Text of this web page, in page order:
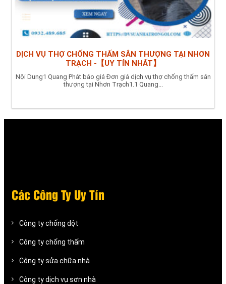
DỊCH VỤ THỢ CHỐNG THẤM SÂN THƯỢNG TẠI NHƠN
TRẠCH -【UY TÍN NHẤT】
Nội Dung1 Quang Phát báo giá Đơn giá dịch vụ thợ chống thấm sân
thượng tại Nhơn Trạch1.1 Quang...
Các Công Ty Uy Tín
Công ty chống dột
Công ty chống thấm
Công ty sửa chữa nhà
Công ty dịch vụ sơn nhà